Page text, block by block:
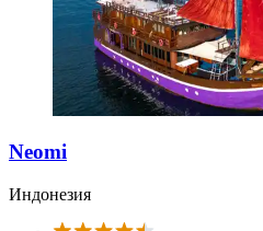
Neomi
Индонезия